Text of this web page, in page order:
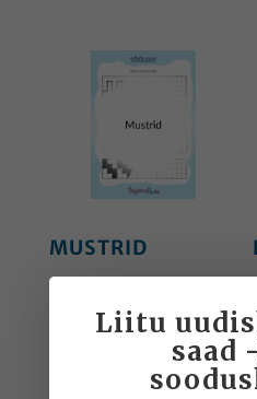
MUSTRID
€3.99
Liitu
saad